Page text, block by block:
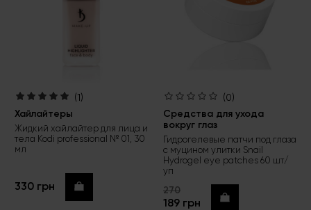
(1)
Хайлайтеры
Жидкий хайлайтер для лица и
тела Kodi professional № 01, 30
мл
330 грн Купить
(0)
Средства для ухода
вокруг глаз
Гидрогелевые патчи под глаза
с муцином улитки Snail
Hydrogel eye patches 60 шт/
уп
270
189 грн Купить